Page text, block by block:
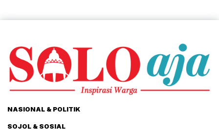
NASIONAL & POLITIK
SOJOL & SOSIAL